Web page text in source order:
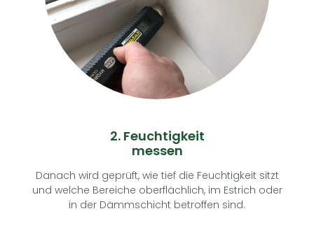
2. Feuchtigkeit
messen
Danach wird geprüft, wie tief die Feuchtigkeit sitzt
und welche Bereiche oberflächlich, im Estrich oder
in der Dämmschicht betroffen sind.